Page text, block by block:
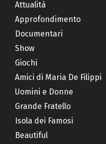
Attualità
Approfondimento
Documentari
Show
Giochi
Amici di Maria De Filippi
Uomini e Donne
Grande Fratello
Isola dei Famosi
Beautiful